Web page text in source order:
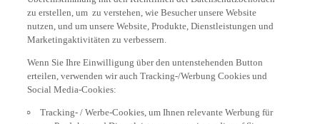
zu erstellen, um zu verstehen, wie Besucher unsere Website
nutzen, und um unsere Website, Produkte, Dienstleistungen und
Marketingaktivitäten zu verbessern.
erteilen, verwenden wir auch Tracking-/Werbung Cookies und
Social Media-Cookies:
unsere Produkte und Dienstleistungen zu zeigen, die auf Sie